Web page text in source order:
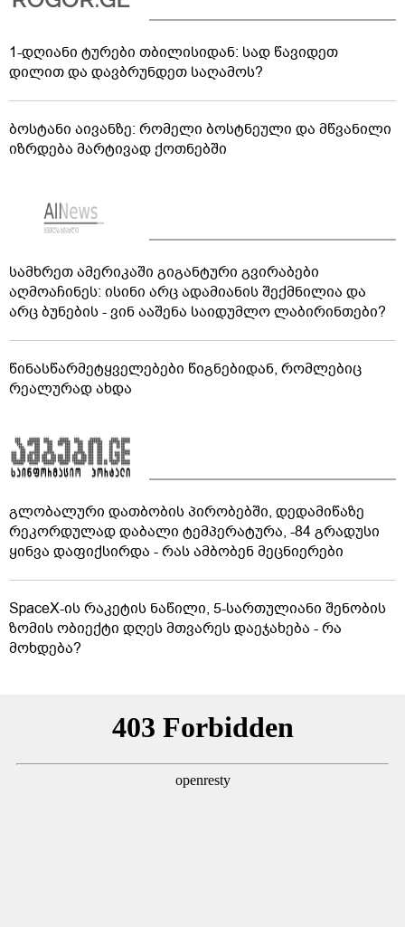
1-დღიანი ტურები თბილისიდან: სად წავიდეთ
დილით და დავბრუნდეთ საღამოს?
ბოსტანი აივანზე: რომელი ბოსტნეული და მწვანილი
იზრდება მარტივად ქოთნებში
სამხრეთ ამერიკაში გიგანტური გვირაბები
აღმოაჩინეს: ისინი არც ადამიანის შექმნილია და
არც ბუნების - ვინ ააშენა საიდუმლო ლაბირინთები?
წინასწარმეტყველებები წიგნებიდან, რომლებიც
რეალურად ახდა
გლობალური დათბობის პირობებში, დედამიწაზე
რეკორდულად დაბალი ტემპერატურა, -84 გრადუსი
ყინვა დაფიქსირდა - რას ამბობენ მეცნიერები
SpaceX-ის რაკეტის ნაწილი, 5-სართულიანი შენობის
ზომის ობიექტი დღეს მთვარეს დაეჯახება - რა
მოხდება?